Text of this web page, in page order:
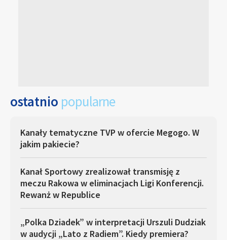
ostatnio popularne
Kanały tematyczne TVP w ofercie Megogo. W
jakim pakiecie?
Kanał Sportowy zrealizował transmisję z
meczu Rakowa w eliminacjach Ligi Konferencji.
Rewanż w Republice
„Polka Dziadek” w interpretacji Urszuli Dudziak
w audycji „Lato z Radiem”. Kiedy premiera?